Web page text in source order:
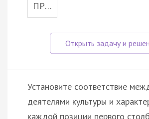
ПР…
Установите соответствие
деятелями культуры и
каждой позиции первого